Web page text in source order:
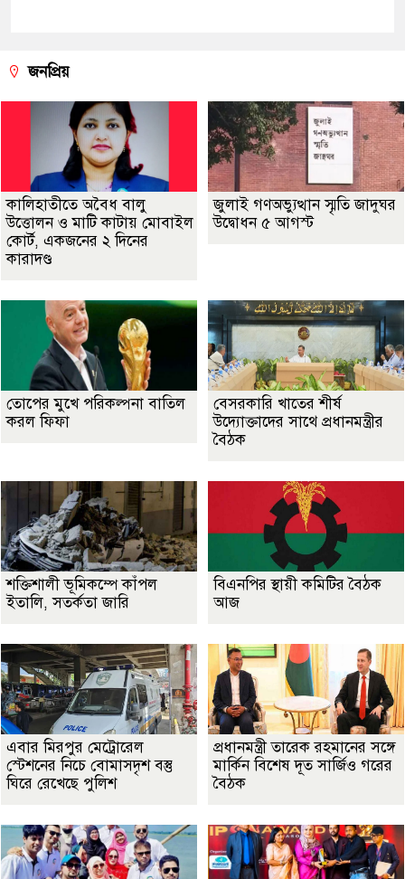
জনপ্রিয়
কালিহাতীতে অবৈধ বালু
উত্তোলন ও মাটি কাটায় মোবাইল
কোর্ট, একজনের ২ দিনের
কারাদণ্ড
জুলাই গণঅভ্যুত্থান স্মৃতি জাদুঘর
উদ্বোধন ৫ আগস্ট
তোপের মুখে পরিকল্পনা বাতিল
করল ফিফা
বেসরকারি খাতের শীর্ষ
উদ্যোক্তাদের সাথে প্রধানমন্ত্রীর
বৈঠক
শক্তিশালী ভূমিকম্পে কাঁপল
ইতালি, সতর্কতা জারি
বিএনপির স্থায়ী কমিটির বৈঠক
আজ
এবার মিরপুর মেট্রোরেল
স্টেশনের নিচে বোমাসদৃশ বস্তু
ঘিরে রেখেছে পুলিশ
প্রধানমন্ত্রী তারেক রহমানের সঙ্গে
মার্কিন বিশেষ দূত সার্জিও গরের
বৈঠক